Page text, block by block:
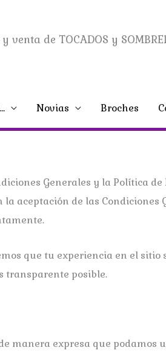
venta de TOCADOS y
Novias Broches
Generales y la Política
aceptación de las
que tu experiencia en el sitio
transparente posible.
manera expresa que podamos